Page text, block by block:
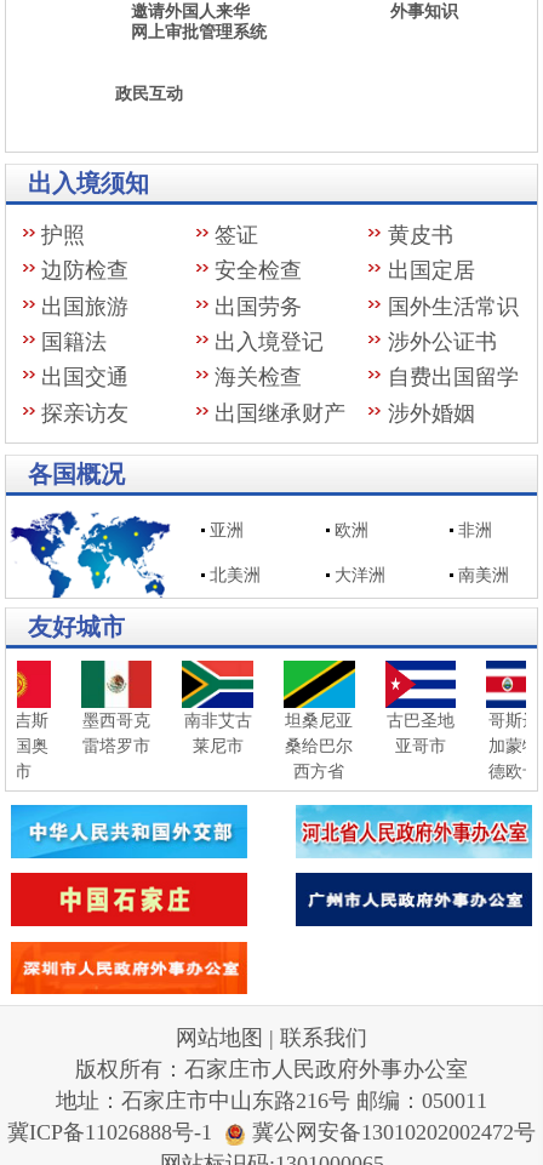
邀请外国人来华
网上审批管理系统
外事知识
政民互动
出入境须知
护照 签证
黄皮书
边防检查
安全检查
出国定居
出国旅游
出国劳务
国外生活常识
国籍法
出入境登记
涉外公证书
出国交通
海关检查
自费出国留学
探亲访友
出国继承财产 涉外婚姻
各国概况
亚洲 欧洲 非洲
北美洲 大洋洲 南美洲
友好城市
吉斯
国奥
市
墨西哥克
雷塔罗市
南非艾古
莱尼市
坦桑尼亚
桑给巴尔
西方省
古巴圣地
亚哥市
哥斯达
加蒙特
德欧卡
网站地图 | 联系我们
版权所有：石家庄市人民政府外事办公室
地址：石家庄市中山东路216号 邮编：050011
冀ICP备11026888号-1
冀公网安备13010202002472号